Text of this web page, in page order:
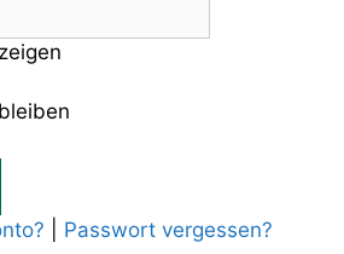
Passwort vergessen?